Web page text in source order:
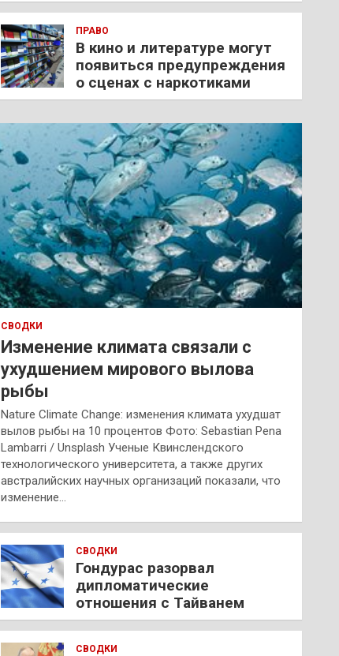
ПРАВО
В кино и литературе могут
появиться предупреждения
о сценах с наркотиками
СВОДКИ
Изменение климата связали с
ухудшением мирового вылова
рыбы
Nature Climate Change: изменения климата ухудшат
вылов рыбы на 10 процентов Фото: Sebastian Pena
Lambarri / Unsplash Ученые Квинслендского
технологического университета, а также других
австралийских научных организаций показали, что
изменение…
СВОДКИ
Гондурас разорвал
дипломатические
отношения с Тайванем
СВОДКИ